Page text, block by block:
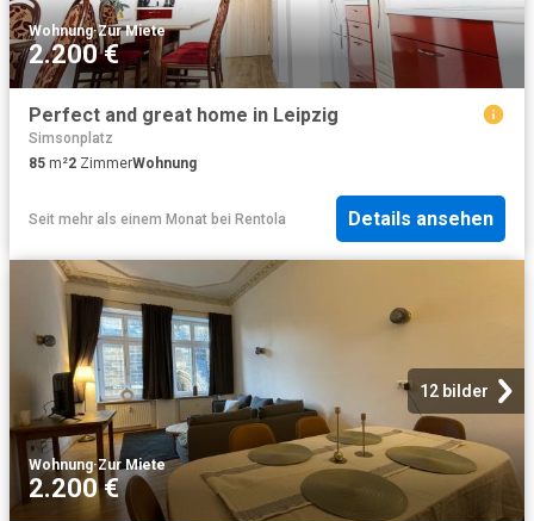
Wohnung·Zur Miete
2.200 €
Perfect and great home in Leipzig
Simsonplatz
85 m²2 ZimmerWohnung
Seit mehr als einem Monat bei Rentola Details ansehen
12 bilder
Wohnung·Zur Miete
2.200 €